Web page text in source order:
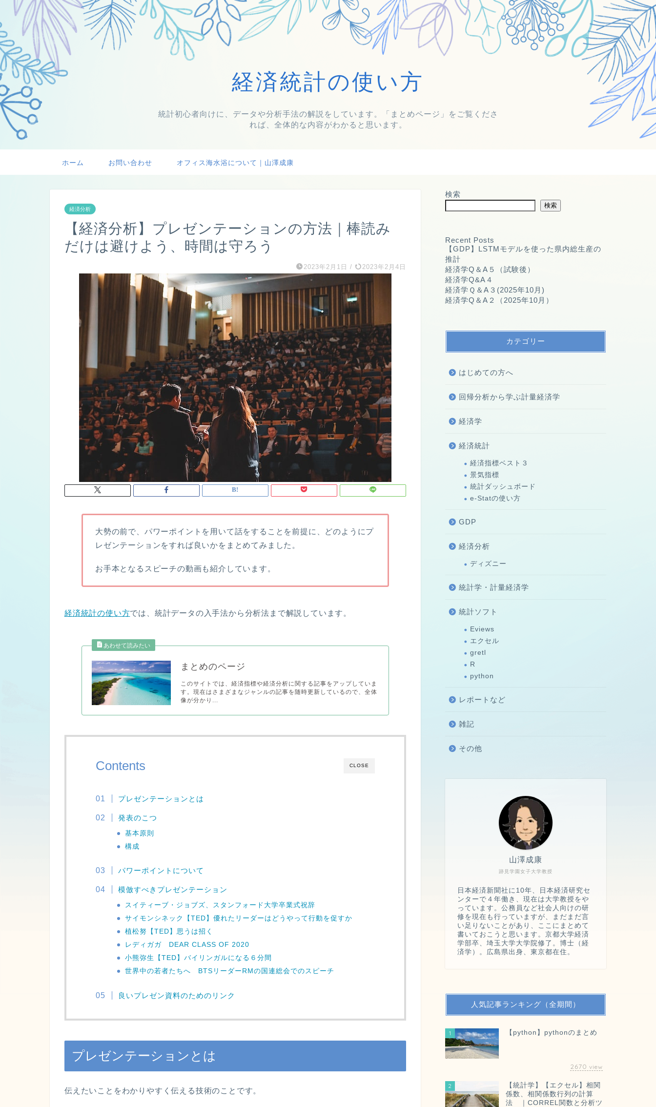
経済統計の使い方
統計初心者向けに、データや分析手法の解説をしています。「まとめページ」をご覧くださ
れば、全体的な内容がわかると思います。
ホーム お問い合わせ オフィス海水浴について｜山澤成康
経済分析
【経済分析】プレゼンテーションの方法｜棒読み
だけは避けよう、時間は守ろう
2023年2月1日 / 2023年2月4日
大勢の前で、パワーポイントを用いて話をすることを前提に、どのようにプ
レゼンテーションをすれば良いかをまとめてみました。
お手本となるスピーチの動画も紹介しています。
経済統計の使い方では、統計データの入手法から分析法まで解説しています。
まとめのページ
このサイトでは、経済指標や経済分析に関する記事をアップしていま
す。現在はさまざまなジャンルの記事を随時更新しているので、全体
像が分かり...
CLOSE
Contents
プレゼンテーションとは
発表のこつ
基本原則
構成
パワーポイントについて
模倣すべきプレゼンテーション
スイティーブ・ジョブズ、スタンフォード大学卒業式祝辞
サイモンシネック【TED】優れたリーダーはどうやって行動を促すか
植松努【TED】思うは招く
レディガガ DEAR CLASS OF 2020
小熊弥生【TED】バイリンガルになる６分間
世界中の若者たちへ BTSリーダーRMの国連総会でのスピーチ
良いプレゼン資料のためのリンク
プレゼンテーションとは
伝えたいことをわかりやすく伝える技術のことです。
検索
検索
Recent Posts
【GDP】LSTMモデルを使った県内総生産の
推計
経済学Q＆A５（試験後）
経済学Q&A４
経済学Ｑ＆A３(2025年10月)
経済学Q＆A２（2025年10月）
カテゴリー
はじめての方へ
回帰分析から学ぶ計量経済学
経済学
経済統計
経済指標ベスト３
景気指標
統計ダッシュボード
e-Statの使い方
GDP
経済分析
ディズニー
統計学・計量経済学
統計ソフト
Eviews
エクセル
gretl
R
python
レポートなど
雑記
その他
跡見学園女子大学教授
山澤成康
日本経済新聞社に10年、日本経済研究セ
ンターで４年働き、現在は大学教授をや
っています。公務員など社会人向けの研
修を現在も行っていますが、まだまだ言
い足りないことがあり、ここにまとめて
書いておこうと思います。京都大学経済
学部卒、埼玉大学大学院修了。博士（経
済学）。広島県出身、東京都在住。
人気記事ランキング（全期間）
1 【python】pythonのまとめ
2670 view
2
【統計学】【エクセル】相関
係数、相関係数行列の計算
法 ｜CORREL関数と分析ツ